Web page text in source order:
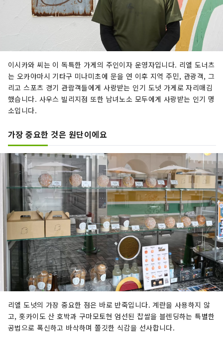
이시카와 씨는 이 독특한 가게의 주인이자 운영자입니다. 리엘 도너츠
는 오카야마시 기타구 미나미초에 문을 연 이후 지역 주민, 관광객, 그
리고 스포츠 경기 관람객들에게 사랑받는 인기 도넛 가게로 자리매김
했습니다. 사우스 빌리지점 또한 남녀노소 모두에게 사랑받는 인기 명
소입니다.
가장 중요한 것은 원단이에요
리엘 도넛의 가장 중요한 점은 바로 반죽입니다. 계란을 사용하지 않
고, 홋카이도 산 호박과 구마모토현 엄선된 찹쌀을 블렌딩하는 특별한
공법으로 폭신하고 바삭하며 쫄깃한 식감을 선사합니다.